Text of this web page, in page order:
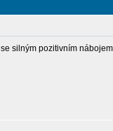
silným pozitivním